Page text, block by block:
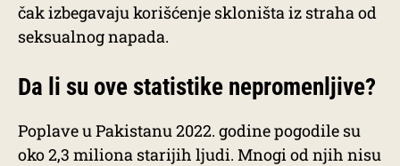
čak izbegavaju korišćenje skloništa iz straha od
seksualnog napada.
Da li su ove statistike nepromenljive?
Poplave u Pakistanu 2022. godine pogodile su
oko 2,3 miliona starijih ljudi. Mnogi od njih nisu